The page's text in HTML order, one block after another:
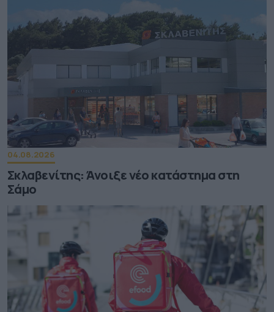
04.08.2026
Σκλαβενίτης: Άνοιξε νέο κατάστημα στη
Σάμο